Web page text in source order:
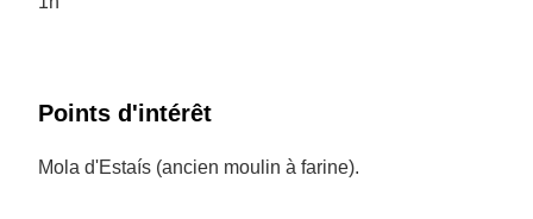
Points d'intérêt
Mola d'Estaís (ancien moulin à farine).